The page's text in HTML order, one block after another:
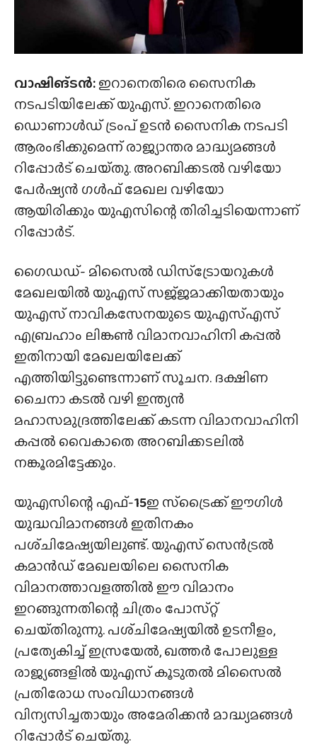
വാഷിങ്ടൻ:ഇറാനെതിരെ സൈനിക
നടപടിയിലേക്ക് യുഎസ്. ഇറാനെതിരെ
ഡൊണാൾഡ് ട്രംപ് ഉടൻ സൈനിക നടപടി
ആരംഭിക്കുമെന്ന് രാജ്യാന്തര മാദ്ധ്യമങ്ങൾ
റിപ്പോർട് ചെയ്‌തു. അറബിക്കടൽ വഴിയോ
പേർഷ്യൻ ഗൾഫ് മേഖല വഴിയോ
ആയിരിക്കും യുഎസിന്റെ തിരിച്ചടിയെന്നാണ്
റിപ്പോർട്.
ഗൈഡഡ്- മിസൈൽ ഡിസ്‌ട്രോയറുകൾ
മേഖലയിൽ യുഎസ് സജ്‌ജമാക്കിയതായും
യുഎസ് നാവികസേനയുടെ യുഎസ്എസ്
എബ്രഹാം ലിങ്കൺ വിമാനവാഹിനി കപ്പൽ
ഇതിനായി മേഖലയിലേക്ക്
എത്തിയിട്ടുണ്ടെന്നാണ് സൂചന. ദക്ഷിണ
ചൈനാ കടൽ വഴി ഇന്ത്യൻ
മഹാസമുദ്രത്തിലേക്ക് കടന്ന വിമാനവാഹിനി
കപ്പൽ വൈകാതെ അറബിക്കടലിൽ
നങ്കൂരമിട്ടേക്കും.
യുഎസിന്റെ എഫ്-15ഇ സ്‌ട്രൈക്ക് ഈഗിൾ
യുദ്ധവിമാനങ്ങൾ ഇതിനകം
പശ്‌ചിമേഷ്യയിലുണ്ട്. യുഎസ് സെൻട്രൽ
കമാൻഡ് മേഖലയിലെ സൈനിക
വിമാനത്താവളത്തിൽ ഈ വിമാനം
ഇറങ്ങുന്നതിന്റെ ചിത്രം പോസ്‌റ്റ്
ചെയ്‌തിരുന്നു. പശ്‌ചിമേഷ്യയിൽ ഉടനീളം,
പ്രത്യേകിച്ച് ഇസ്രയേൽ, ഖത്തർ പോലുള്ള
രാജ്യങ്ങളിൽ യുഎസ് കൂടുതൽ മിസൈൽ
പ്രതിരോധ സംവിധാനങ്ങൾ
വിന്യസിച്ചതായും അമേരിക്കൻ മാദ്ധ്യമങ്ങൾ
റിപ്പോർട് ചെയ്‌തു.